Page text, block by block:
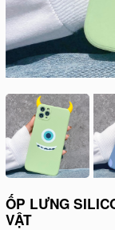
ỐP LƯNG
VẬT